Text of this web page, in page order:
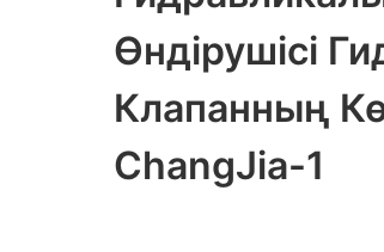
Өндірушісі
Клапанның
ChangJia-1